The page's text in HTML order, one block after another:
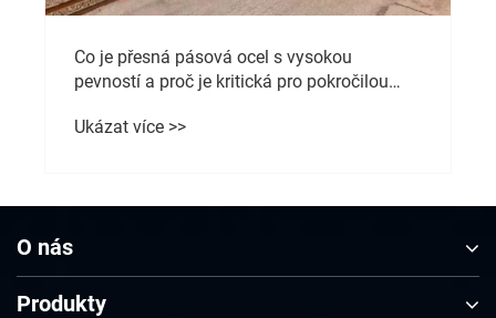
O nás
Produkty